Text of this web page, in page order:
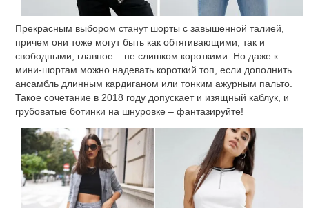
Прекрасным выбором станут шорты с завышенной талией,
причем они тоже могут быть как обтягивающими, так и
свободными, главное – не слишком короткими. Но даже к
мини-шортам можно надевать короткий топ, если дополнить
ансамбль длинным кардиганом или тонким ажурным пальто.
Такое сочетание в 2018 году допускает и изящный каблук, и
грубоватые ботинки на шнуровке – фантазируйте!